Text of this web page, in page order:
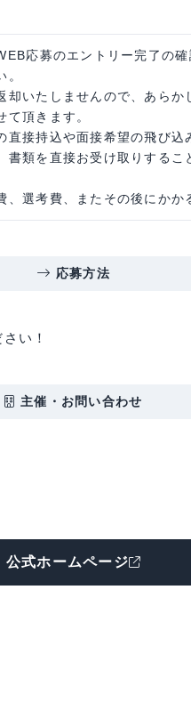
応募のエントリー完了の
。
いたしませんので、あらか
て頂きます。
接持込や面接希望の飛び込
書類を直接お受け取りするこ
選考費、またその後にかか
応募方法
い！
主催・お問い合わせ
公式ホームページ